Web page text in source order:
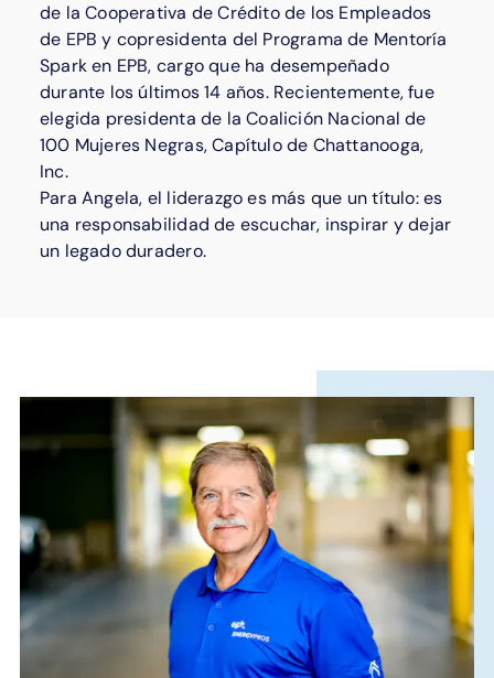
de la Cooperativa de Crédito de los Empleados
de EPB y copresidenta del Programa de Mentoría
Spark en EPB, cargo que ha desempeñado
durante los últimos 14 años. Recientemente, fue
elegida presidenta de la Coalición Nacional de
100 Mujeres Negras, Capítulo de Chattanooga,
Inc.
Para Angela, el liderazgo es más que un título: es
una responsabilidad de escuchar, inspirar y dejar
un legado duradero.